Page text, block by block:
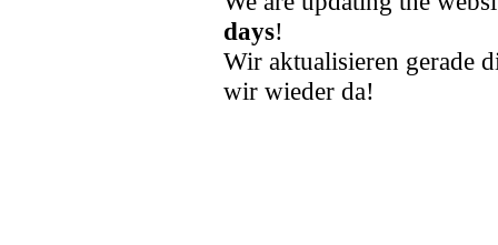
days!
Wir aktualisieren gerade
wir wieder da!